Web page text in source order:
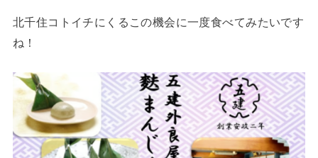
北千住コトイチにくるこの機会に一度食べてみたいです
ね！